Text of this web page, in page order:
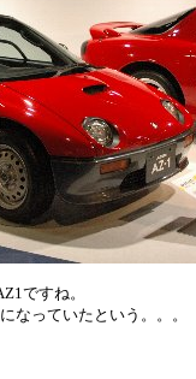
ですね。
なっていたという。。。